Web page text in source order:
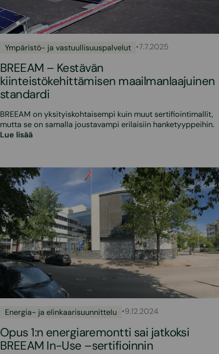
Ympäristö- ja vastuullisuuspalvelut •7.7.2025
BREEAM – Kestävän
kiinteistökehittämisen maailmanlaajuinen
standardi
BREEAM on yksityiskohtaisempi kuin muut sertifiointimallit,
mutta se on samalla joustavampi erilaisiin hanketyyppeihin.
Lue lisää
Energia- ja elinkaarisuunnittelu •9.12.2024
Opus 1:n energiaremontti sai jatkoksi
BREEAM In-Use –sertifioinnin